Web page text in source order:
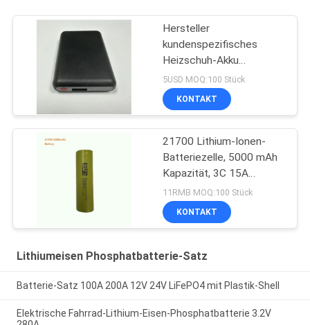
Hersteller
kundenspezifisches
Heizschuh-Akku
5V2A5000Ma Batterie
5USD MOQ:100 Stück
KONTAKT
21700 Lithium-Ionen-
Batteriezelle, 5000 mAh
Kapazität, 3C 15A
Entladungsrate.
11RMB MOQ:100 Stück
KONTAKT
Lithiumeisen Phosphatbatterie-Satz
Batterie-Satz 100A 200A 12V 24V LiFePO4 mit Plastik-Shell
Elektrische Fahrrad-Lithium-Eisen-Phosphatbatterie 3.2V